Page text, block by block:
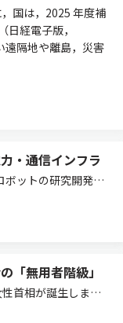
国は，2025 年度補
経電子版，
隔地や離島，災害
・通信インフラ
ボットの研究開発が
（iREX2025）」が
「無用者階級」
首相が誕生しまし